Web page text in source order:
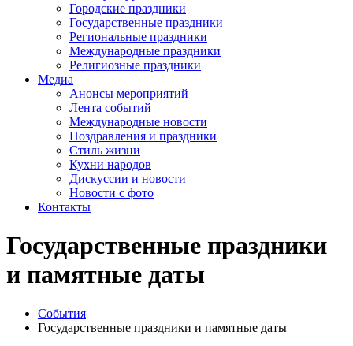
Городские праздники
Государственные праздники
Региональные праздники
Международные праздники
Религиозные праздники
Медиа
Анонсы мероприятий
Лента событий
Международные новости
Поздравления и праздники
Cтиль жизни
Кухни народов
Дискуссии и новости
Новости с фото
Контакты
Государственные праздники
и памятные даты
События
Государственные праздники и памятные даты